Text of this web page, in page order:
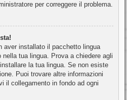
per correggere il problema.
aver installato il pacchetto lingua
tua lingua. Prova a chiedere agli
la tua lingua. Se non esiste
Puoi trovare altre informazioni
il collegamento in fondo ad ogni